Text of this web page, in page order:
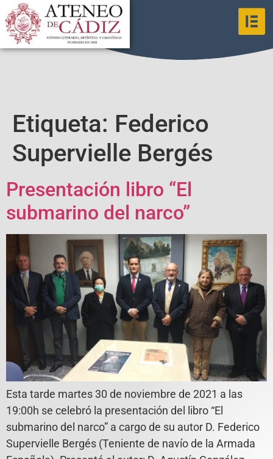
Etiqueta: Federico
Supervielle Bergés
Presentación libro “El
submarino del narco”
Esta tarde martes 30 de noviembre de 2021 a las
19:00h se celebró la presentación del libro “El
submarino del narco” a cargo de su autor D. Federico
Supervielle Bergés (Teniente de navío de la Armada